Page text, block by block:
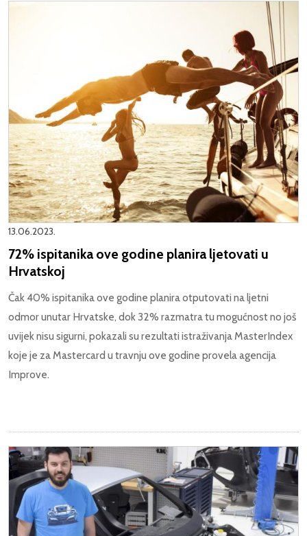
13.06.2023.
72% ispitanika ove godine planira ljetovati u
Hrvatskoj
Čak 40% ispitanika ove godine planira otputovati na ljetni
odmor unutar Hrvatske, dok 32% razmatra tu mogućnost no još
uvijek nisu sigurni, pokazali su rezultati istraživanja MasterIndex
koje je za Mastercard u travnju ove godine provela agencija
Improve.